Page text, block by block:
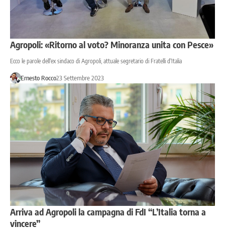
Agropoli: «Ritorno al voto? Minoranza unita con Pesce»
Ecco le parole dell'ex sindaco di Agropoli, attuale segretario di Fratelli d'Italia
Ernesto Rocco23 Settembre 2023
Arriva ad Agropoli la campagna di FdI “L’Italia torna a
vincere”